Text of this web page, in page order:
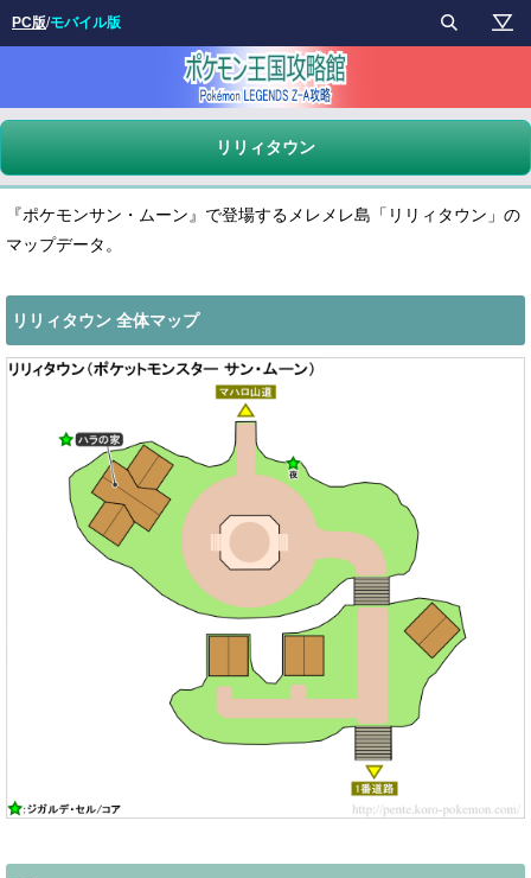
リリィタウン
『ポケモンサン・ムーン』で登場するメレメレ島「リリィタウン」の
マップデータ。
リリィタウン 全体マップ
PC版/モバイル版